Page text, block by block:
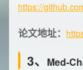
https://
论文地址：
3、 Med-